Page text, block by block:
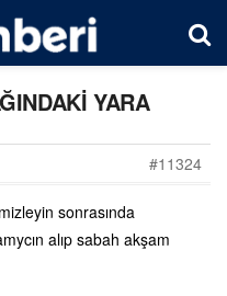
YARA
#11324
sonrasında
alıp sabah akşam